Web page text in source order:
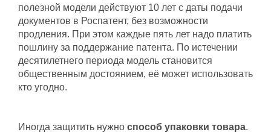
полезной модели действуют 10 лет с даты подачи
документов в Роспатент, без возможности
продления. При этом каждые пять лет надо платить
пошлину за поддержание патента. По истечении
десятилетнего периода модель становится
общественным достоянием, её может использовать
кто угодно.
Иногда защитить нужно способ упаковки товара.